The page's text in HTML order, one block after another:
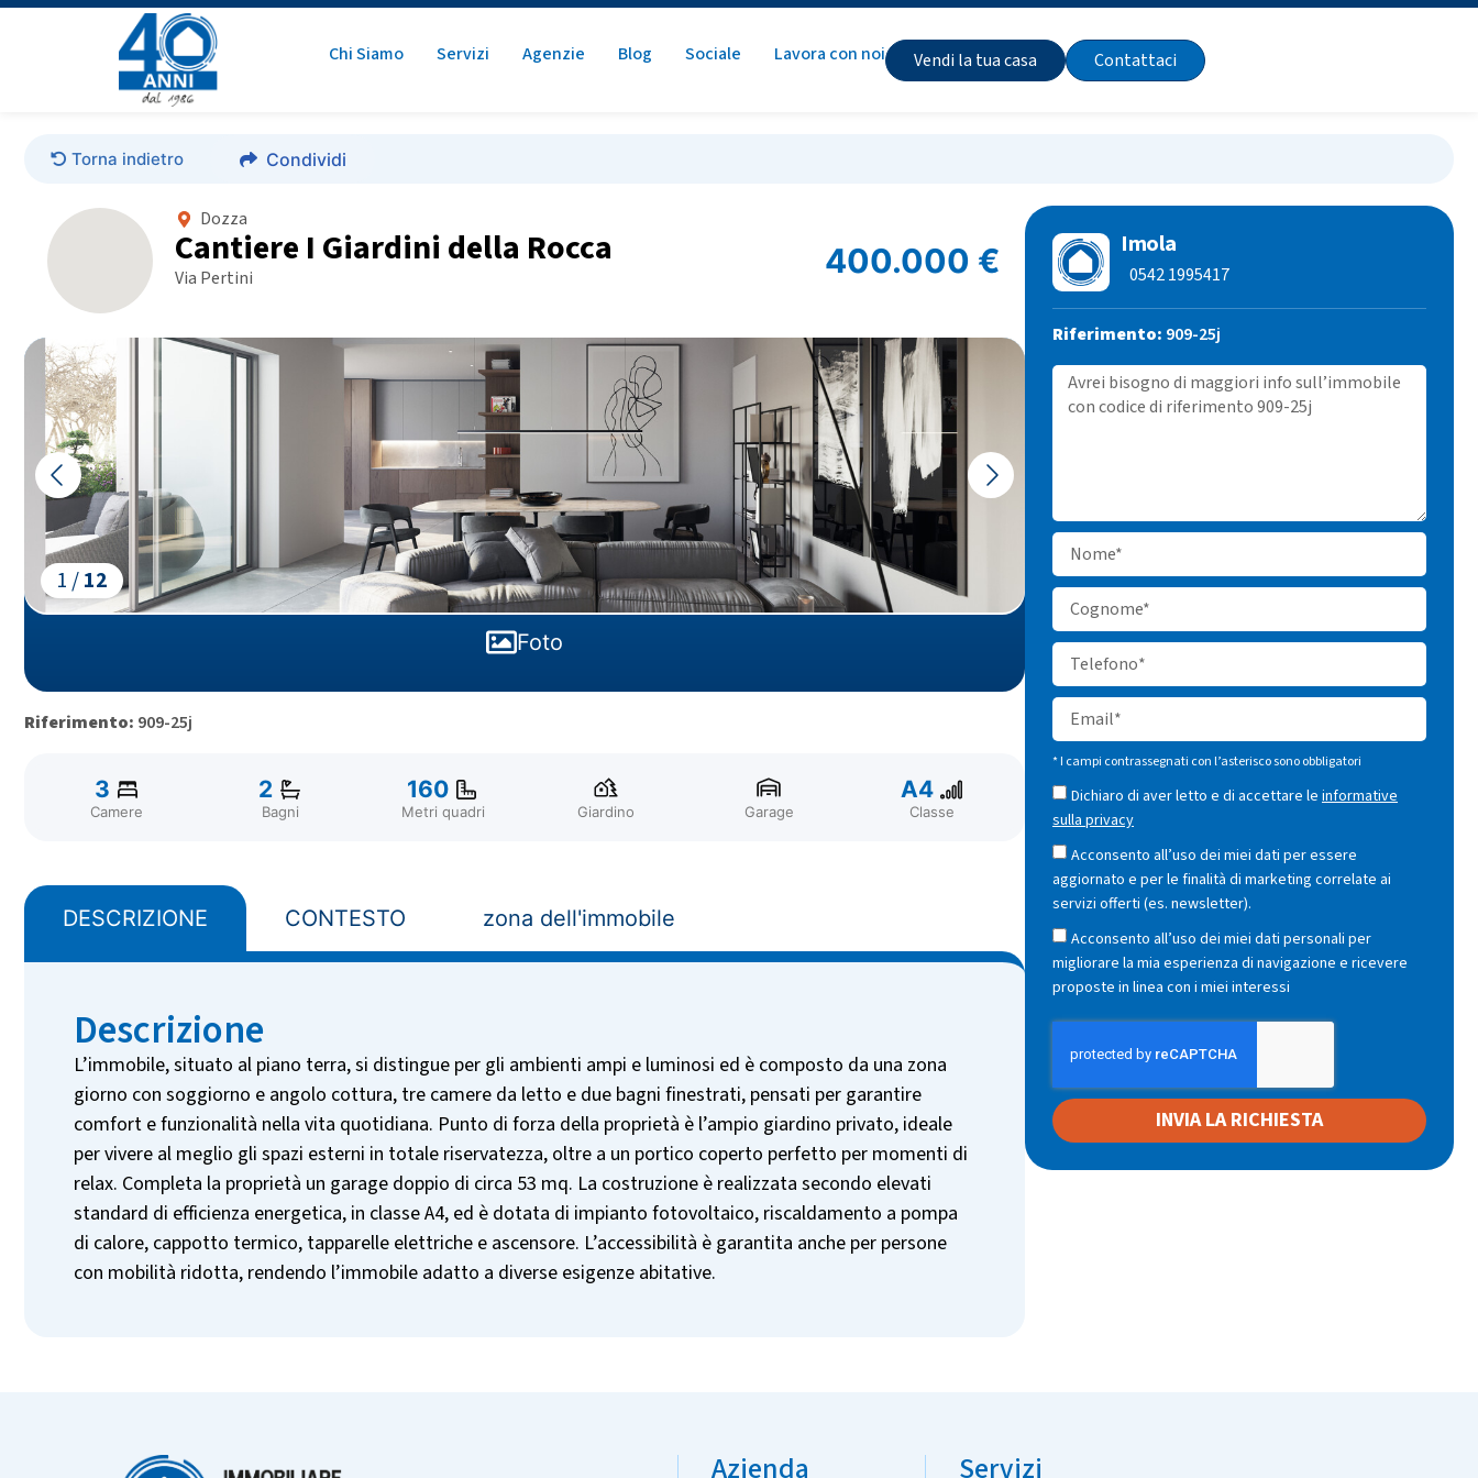
Chi Siamo Servizi Agenzie Blog Sociale Lavora con noi Vendi la tua casa Contattaci
Torna indietro Condividi
Dozza
Cantiere I Giardini della Rocca
Via Pertini 400.000 €
Foto
1 /12
Riferimento: 909-25j
3
Camere
2
Bagni
160
Metri quadri Giardino Garage
A4
Classe
DESCRIZIONE CONTESTO zona dell'immobile
Descrizione
L’immobile, situato al piano terra, si distingue per gli ambienti ampi e luminosi ed è composto da una zona
giorno con soggiorno e angolo cottura, tre camere da letto e due bagni finestrati, pensati per garantire
comfort e funzionalità nella vita quotidiana. Punto di forza della proprietà è l’ampio giardino privato, ideale
per vivere al meglio gli spazi esterni in totale riservatezza, oltre a un portico coperto perfetto per momenti di
relax. Completa la proprietà un garage doppio di circa 53 mq. La costruzione è realizzata secondo elevati
standard di efficienza energetica, in classe A4, ed è dotata di impianto fotovoltaico, riscaldamento a pompa
di calore, cappotto termico, tapparelle elettriche e ascensore. L’accessibilità è garantita anche per persone
con mobilità ridotta, rendendo l’immobile adatto a diverse esigenze abitative.
Imola
0542 1995417
Riferimento: 909-25j
* I campi contrassegnati con l’asterisco sono obbligatori
Dichiaro di aver letto e di accettare le informative
sulla privacy
Acconsento all’uso dei miei dati per essere
aggiornato e per le finalità di marketing correlate ai
servizi offerti (es. newsletter).
Acconsento all’uso dei miei dati personali per
migliorare la mia esperienza di navigazione e ricevere
proposte in linea con i miei interessi
INVIA LA RICHIESTA
Azienda Servizi